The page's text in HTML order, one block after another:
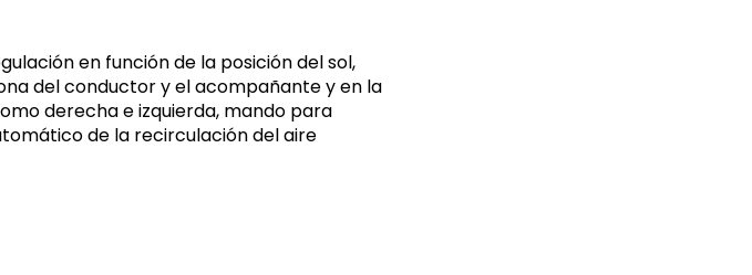
en función de la posición del sol,
del conductor y el acompañante y en la
derecha e izquierda, mando para
de la recirculación del aire